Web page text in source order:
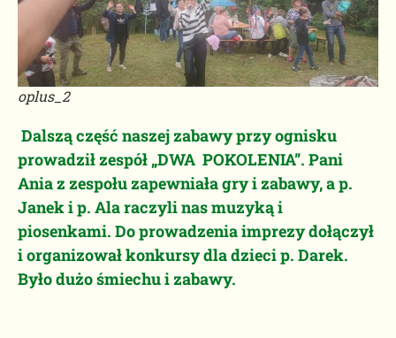
oplus_2
Dalszą część naszej zabawy przy ognisku
prowadził zespół „DWA POKOLENIA”. Pani
Ania z zespołu zapewniała gry i zabawy, a p.
Janek i p. Ala raczyli nas muzyką i
piosenkami. Do prowadzenia imprezy dołączył
i organizował konkursy dla dzieci p. Darek.
Było dużo śmiechu i zabawy.